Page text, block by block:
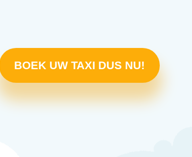
BOEK UW TAXI DUS NU!